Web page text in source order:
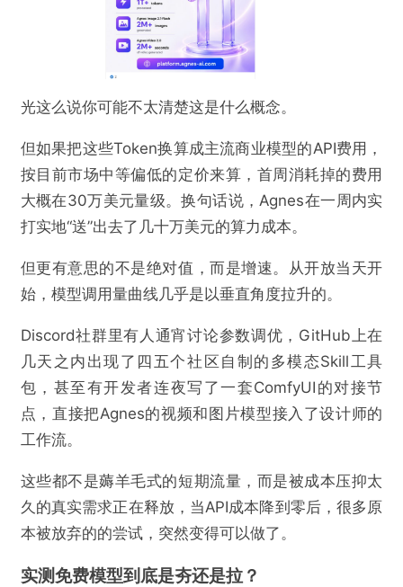
光这么说你可能不太清楚这是什么概念。
但如果把这些Token换算成主流商业模型的API费用，
按目前市场中等偏低的定价来算，首周消耗掉的费用
大概在30万美元量级。换句话说，Agnes在一周内实
打实地“送”出去了几十万美元的算力成本。
但更有意思的不是绝对值，而是增速。从开放当天开
始，模型调用量曲线几乎是以垂直角度拉升的。
Discord社群里有人通宵讨论参数调优，GitHub上在
几天之内出现了四五个社区自制的多模态Skill工具
包，甚至有开发者连夜写了一套ComfyUI的对接节
点，直接把Agnes的视频和图片模型接入了设计师的
工作流。
这些都不是薅羊毛式的短期流量，而是被成本压抑太
久的真实需求正在释放，当API成本降到零后，很多原
本被放弃的的尝试，突然变得可以做了。
实测免费模型到底是夯还是拉？